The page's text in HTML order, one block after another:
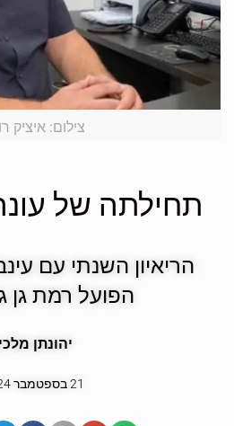
צילום: איציק
תחילתה של
הריאיון השנתי עם
הפועל רמת גן
יהונתן
21 בספטמבר 2024